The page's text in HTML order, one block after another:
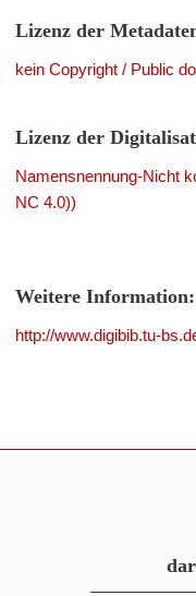
Lizenz der
kein Copyright / Public
Lizenz der
Namensnennung-Nicht
NC 4.0))
Weitere Information:
http://www.digibib.tu-